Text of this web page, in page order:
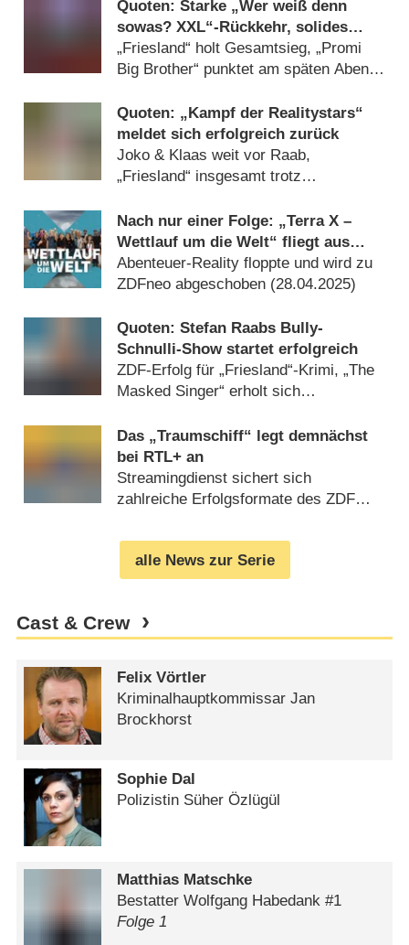
Quoten: Starke „Wer weiß denn
sowas? XXL“-Rückkehr, solides
Staffelfinale von „Ein sehr gutes
Quiz“
„Friesland“ holt Gesamtsieg, „Promi
Big Brother“ punktet am späten Abend
Quoten: „Kampf der Realitystars“
meldet sich erfolgreich zurück
Joko & Klaas weit vor Raab,
„Friesland“ insgesamt trotz
(08.05.2025)
Nach nur einer Folge: „Terra X –
Wettlauf um die Welt“ fliegt aus
dem ZDF-Programm
Abenteuer-Reality floppte und wird zu
ZDFneo abgeschoben (28.04.2025)
Quoten: Stefan Raabs Bully-
Schnulli-Show startet erfolgreich
ZDF-Erfolg für „Friesland“-Krimi, „The
Masked Singer“ erholt sich
Das „Traumschiff“ legt demnächst
bei RTL+ an
Streamingdienst sichert sich
zahlreiche Erfolgsformate des ZDF
alle News zur Serie
Cast & Crew
Felix Vörtler
Kriminalhauptkommissar Jan
Brockhorst
Sophie Dal
Polizistin Süher Özlügül
Matthias Matschke
Bestatter Wolfgang Habedank #1
Folge 1